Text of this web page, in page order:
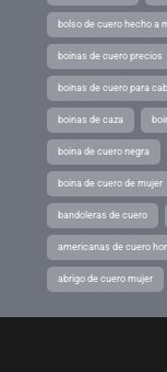
bolso de cuero hecho a
boinas de cuero precios
boinas de cuero para
boinas de caza
boina de cuero negra
boina de cuero de mujer
bandoleras de cuero
americanas de cuero
abrigo de cuero mujer